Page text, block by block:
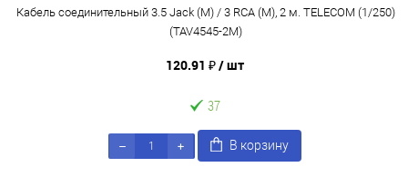
Кабель соединительный 3.5 Jack (M) / 3 RCA (M), 2 м. TELECOM (1/250)
(TAV4545-2M)
120.91 ₽/ шт
37
В корзину